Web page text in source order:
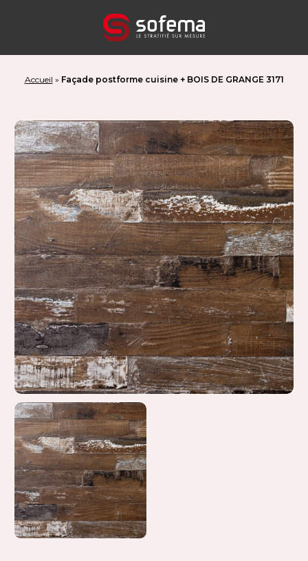
Accueil » Façade postforme cuisine + BOIS DE GRANGE 3171